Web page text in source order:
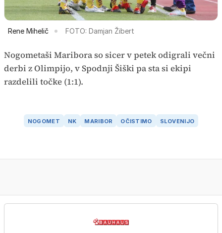
Rene Mihelič FOTO: Damjan Žibert
Nogometaši Maribora so sicer v petek odigrali večni
derbi z Olimpijo, v Spodnji Šiški pa sta si ekipi
razdelili točke (1:1).
NOGOMET NK MARIBOR OČISTIMO SLOVENIJO